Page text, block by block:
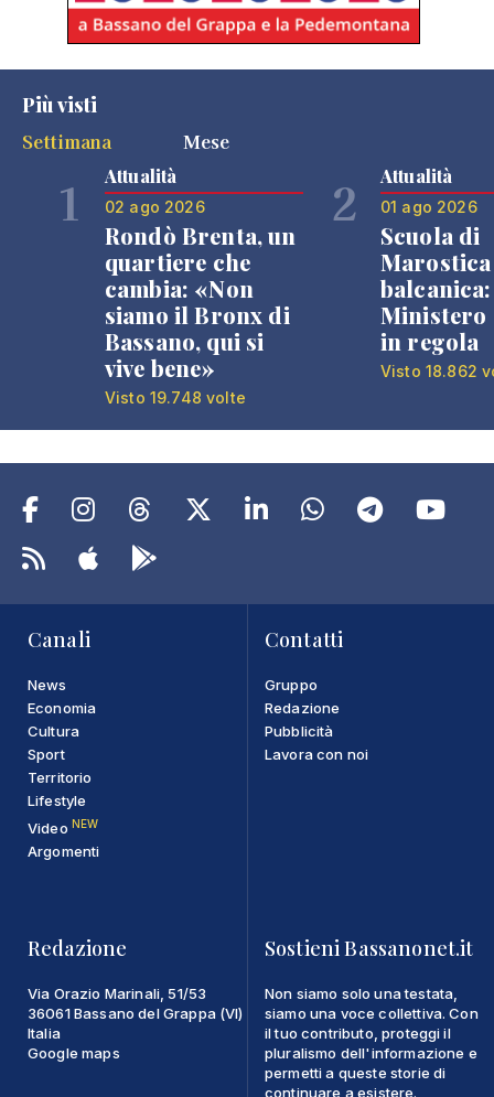
Più visti
Settimana
Mese
1 Attualità
02 ago 2026
Rondò Brenta, un
quartiere che
cambia: «Non
siamo il Bronx di
Bassano, qui si
vive bene»
Visto 19.748 volte
2 Attualità
01 ago 2026
Scuola di
Ministero
in regola
Visto 18.862
Canali
News
Economia
Cultura
Sport
Territorio
Lifestyle
Video NEW
Argomenti
Contatti
Gruppo
Redazione
Pubblicità
Lavora con noi
Redazione
Via Orazio Marinali, 51/53
36061 Bassano del Grappa (VI)
Italia
Google maps
Sostieni Bassanonet.it
Non siamo solo una testata,
siamo una voce collettiva. Con
il tuo contributo, proteggi il
pluralismo dell'informazione e
permetti a queste storie di
continuare a esistere.